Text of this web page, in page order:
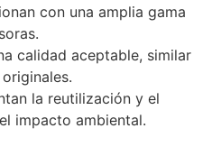
con una amplia gama
calidad aceptable, similar
la reutilización y el
impacto ambiental.